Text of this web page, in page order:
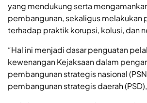
yang mendukung serta
pembangunan, sekaligus melakukan
terhadap praktik korupsi, kolusi, dan
“Hal ini menjadi dasar penguatan
kewenangan Kejaksaan dalam
pembangunan strategis nasional
pembangunan strategis daerah